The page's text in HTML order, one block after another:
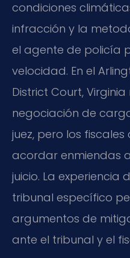
condiciones
infracción y la
el agente de policía
velocidad. En el
District Court,
negociación de
juez, pero los
acordar enmiendas
juicio. La experiencia
tribunal específico
argumentos de
ante el tribunal y el